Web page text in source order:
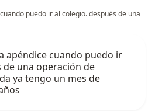
puedo ir al colegio. después de una
apéndice cuando puedo ir
de una operación de
ya tengo un mes de